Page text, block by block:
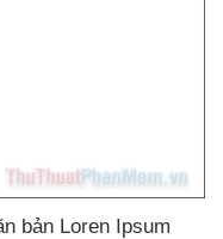
bản Loren Ipsum